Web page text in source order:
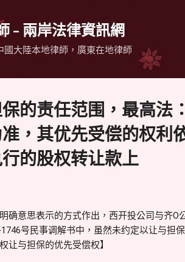
- 兩岸法律資訊網
國大陸本地律師，廣東在地律師
的责任范围，最高法
，其优先受偿的权利
的股权转让款上
确意思表示的方式作出，西开投公司与齐
号民事调解书中，虽然未约定以让与担
让与担保的优先受偿权】